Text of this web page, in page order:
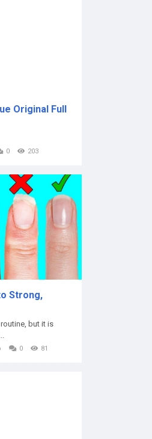
Original Full
0 203
Strong,
but it is
0 81